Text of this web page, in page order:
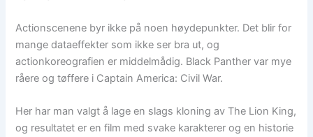
Actionscenene byr ikke på noen høydepunkter. Det blir for
mange dataeffekter som ikke ser bra ut, og
actionkoreografien er middelmådig. Black Panther var mye
råere og tøffere i Captain America: Civil War.
Her har man valgt å lage en slags kloning av The Lion King,
og resultatet er en film med svake karakterer og en historie